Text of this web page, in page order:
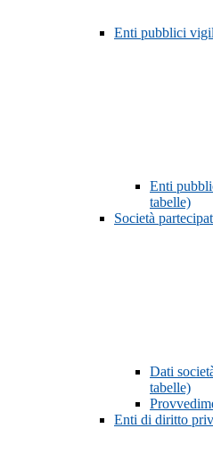
Enti pubblici
Enti
tabelle)
Società
Dati
tabelle)
Enti di diritto